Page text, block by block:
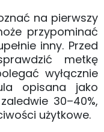
na pierwszy
przypominać
inny. Przed
metkę
wyłącznie
opisana jako
30–40%,
użytkowe.